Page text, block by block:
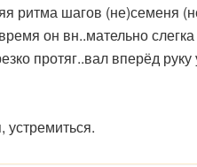
ритма шагов (не)семеня
он вн..мательно
протяг..вал вперёд руку
устремиться.